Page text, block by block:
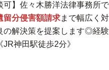
可】佐々木勝洋法律事務所で
留分侵害額請求まで幅広く対
解決策を提案します◎経験
神田駅徒歩2分》